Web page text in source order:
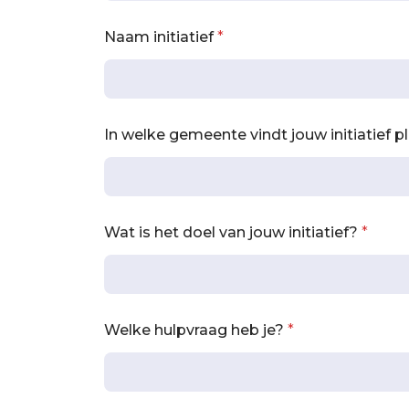
Naam initiatief*
In welke gemeente vindt jouw initiatief
Wat is het doel van jouw initiatief? *
e
Welke hulpvraag heb je? *